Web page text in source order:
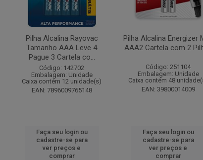
Pilha Alcalina Rayovac
Tamanho AAA Leve 4
Pague 3 Cartela co...
Código: 142702
Embalagem: Unidade
Caixa contém 12 unidade(s)
EAN: 7896009765148
Faça seu login ou
cadastre-se para
ver preços e
comprar
Pilha Alcalina Energizer
AAA2 Cartela com 2
Código: 251104
Embalagem: Unidade
Caixa contém 48
EAN: 39800014009
Faça seu login ou
cadastre-se para
ver preços e
comprar